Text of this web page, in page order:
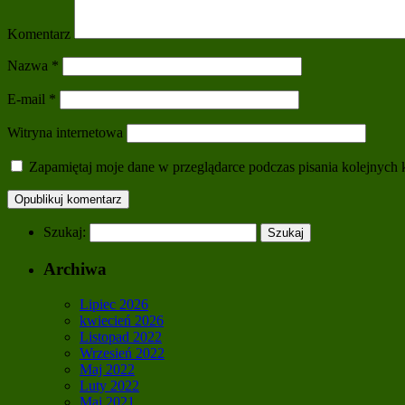
Komentarz
Nazwa *
E-mail *
Witryna internetowa
Zapamiętaj moje dane w przeglądarce podczas pisania kolejnych
Szukaj:
Archiwa
Lipiec 2026
kwiecień 2026
Listopad 2022
Wrzesień 2022
Maj 2022
Luty 2022
Maj 2021